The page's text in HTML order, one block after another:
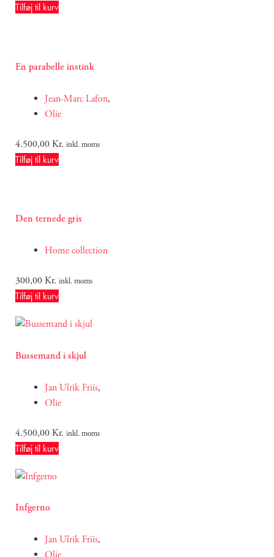
Tilføj til kurv
En parabelle instink
Jean-Marc Lafon,
Olie
4.500,00Kr. inkl. moms
Tilføj til kurv
Den ternede gris
Home collection
300,00Kr. inkl. moms
Tilføj til kurv
Bussemand i skjul
Jan Ulrik Friis,
Olie
4.500,00Kr. inkl. moms
Tilføj til kurv
Infgerno
Jan Ulrik Friis,